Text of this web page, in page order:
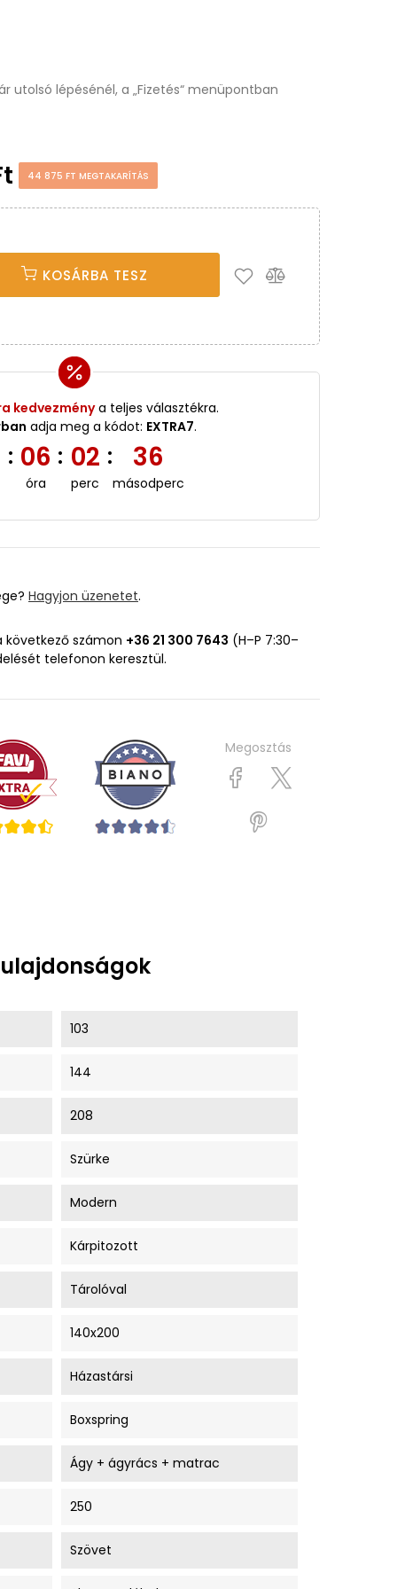
utolsó lépésénél, a „Fizetés“ menüpontban
44 875 FT MEGTAKARÍTÁS
KOSÁRBA TESZ
kedvezménya teljes választékra.
adja meg a kódot: EXTRA7.
: 06
óra
: 02
perc
: 34
másodperc
Hagyjon üzenetet.
számon +36 21 300 7643 (H–P 7:30–
telefonon keresztül.
Megosztás
103
144
208
Szürke
Modern
Kárpitozott
Tárolóval
140x200
Házastársi
Boxspring
Ágy + ágyrács + matrac
250
Szövet